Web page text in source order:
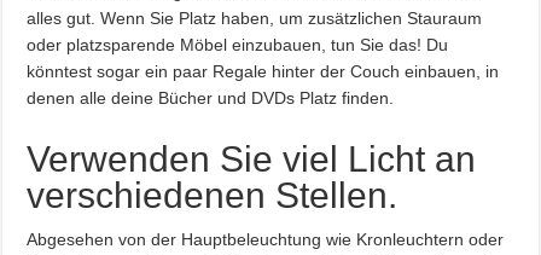
alles gut. Wenn Sie Platz haben, um zusätzlichen Stauraum
oder platzsparende Möbel einzubauen, tun Sie das! Du
könntest sogar ein paar Regale hinter der Couch einbauen, in
denen alle deine Bücher und DVDs Platz finden.
Verwenden Sie viel Licht an
verschiedenen Stellen.
Abgesehen von der Hauptbeleuchtung wie Kronleuchtern oder